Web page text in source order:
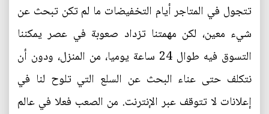
تتجول في المتاجر أيام التخفيضات ما لم تكن تبحث عن
شيء معين، لكن مهمتنا تزداد صعوبة في عصر يمكننا
التسوق فيه طوال 24 ساعة يوميا، من المنزل، ودون أن
نتكلف حتى عناء البحث عن السلع التي تلوح لنا في
إعلانات لا تتوقف عبر الإنترنت. من الصعب فعلا في عالم